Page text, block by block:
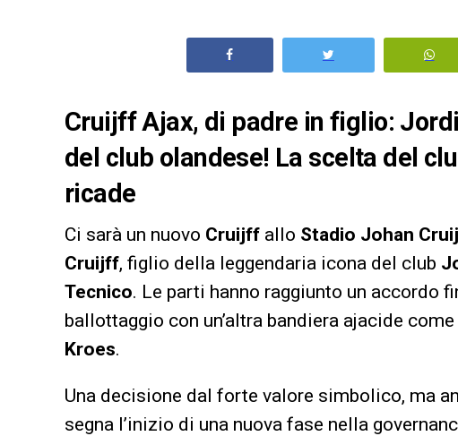
Cruijff Ajax, di padre in figlio:
del club olandese! La scelta del
ricade
Ci sarà un nuovo Cruijff allo Stadio Johan
Cruijff, figlio della leggendaria icona del club
Tecnico. Le parti hanno raggiunto un accordo
ballottaggio con un’altra bandiera ajacide come
Kroes.
Una decisione dal forte valore simbolico, ma
segna l’inizio di una nuova fase nella